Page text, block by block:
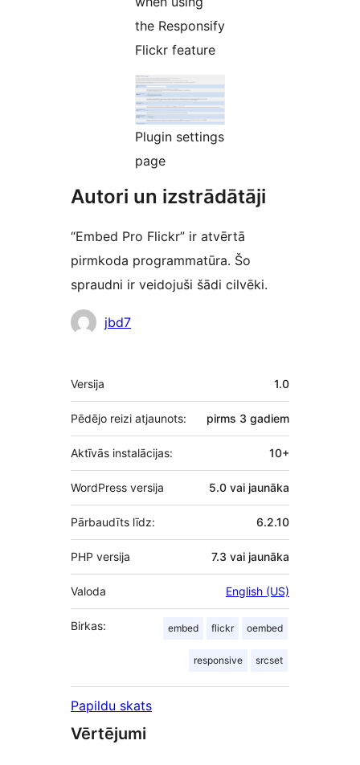
the Responsify
Flickr feature
Plugin settings
page
Autori un izstrādātāji
“Embed Pro Flickr” ir atvērtā
pirmkoda programmatūra. Šo
spraudni ir veidojuši šādi cilvēki.
Līdzdalībnieki
jbd7
Meta
Versija 1.0
Pēdējo reizi atjaunots: pirms 3 gadiem
Aktīvās instalācijas: 10+
WordPress versija 5.0 vai jaunāka
Pārbaudīts līdz: 6.2.10
PHP versija 7.3 vai jaunāka
Valoda English (US)
Birkas: embed flickr oembed
responsive srcset
Papildu skats
Vērtējumi